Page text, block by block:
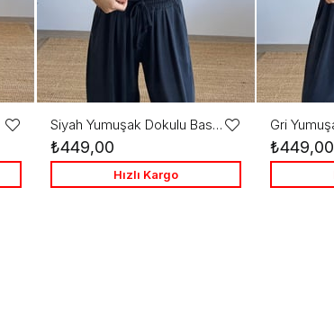
Favorilere
Ekle
Siyah Yumuşak Dokulu Basic Tshirt
Favorilere
Ekle
₺449,00
Hızlı Kargo
₺449,00